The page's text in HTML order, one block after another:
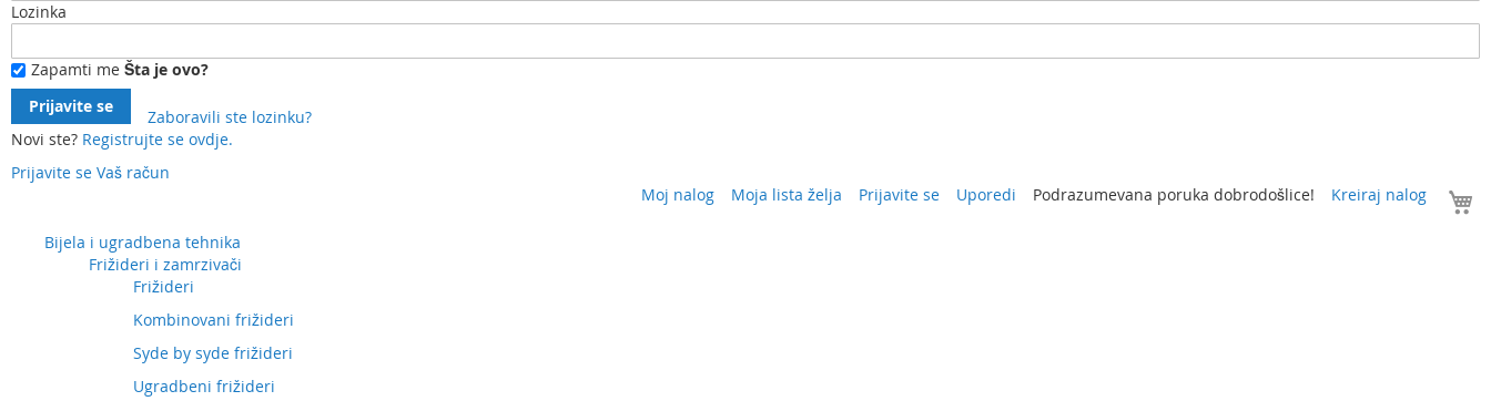
Lozinka
Zapamti me Šta je ovo?
Prijavite se
Zaboravili ste lozinku?
Novi ste? Registrujte se ovdje.
Prijavite se Vaš račun
Moj nalog Moja lista želja Prijavite se Uporedi Podrazumevana poruka dobrodošlice! Kreiraj nalog
sadržajBijela i ugradbena tehnika
Frižideri i zamrzivači
Frižideri
Kombinovani frižideri
Syde by syde frižideri
Ugradbeni frižideri